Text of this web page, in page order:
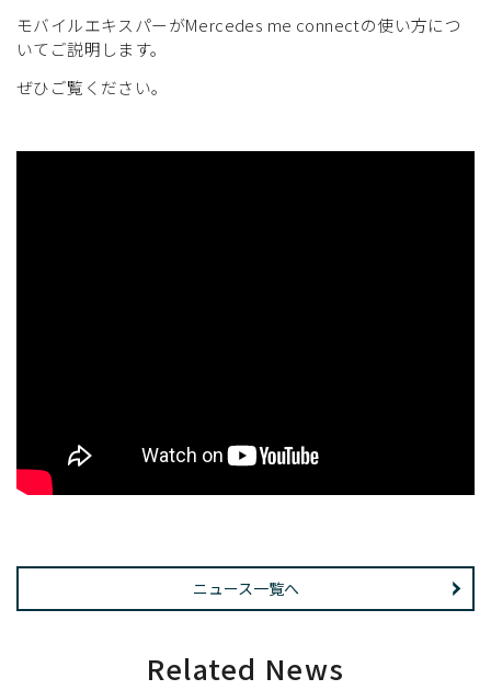
モバイルエキスパーがMercedes me connectの使い方につ
いてご説明します。
ぜひご覧ください。
ニュース一覧へ
Related News